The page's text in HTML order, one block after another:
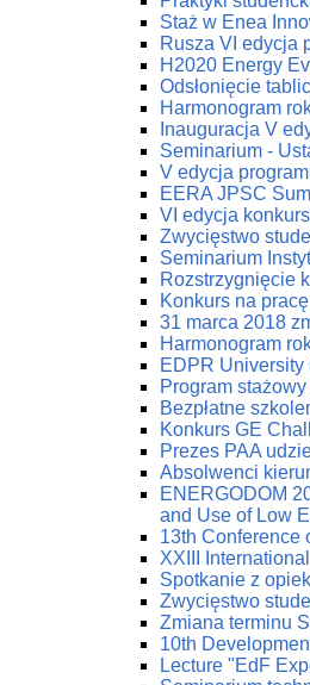
Staż w Enea
Rusza VI edycja
H2020 Energy
Odsłonięcie
Harmonogram
Inauguracja V
Seminarium -
V edycja
EERA JPSC
VI edycja
Zwycięstwo
Seminarium
Rozstrzygnięcie
Konkurs na
31 marca 2018
Harmonogram
EDPR
Program
Bezpłatne
Konkurs GE
Prezes PAA
Absolwenci
ENERGODOM
and Use of Low
13th Conference
XXIII
Spotkanie z
Zwycięstwo
Zmiana terminu
10th
Lecture "EdF